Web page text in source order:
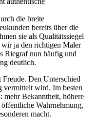
die breite
bereits über die
sie als Qualitätssiegel
ja den richtigen Maler
Riegraf nun häufig und
deutlich.
Den Unterschied
vermittelt wird. Im besten
mehr Bekanntheit, höhere
Wahrnehmung,
macht.